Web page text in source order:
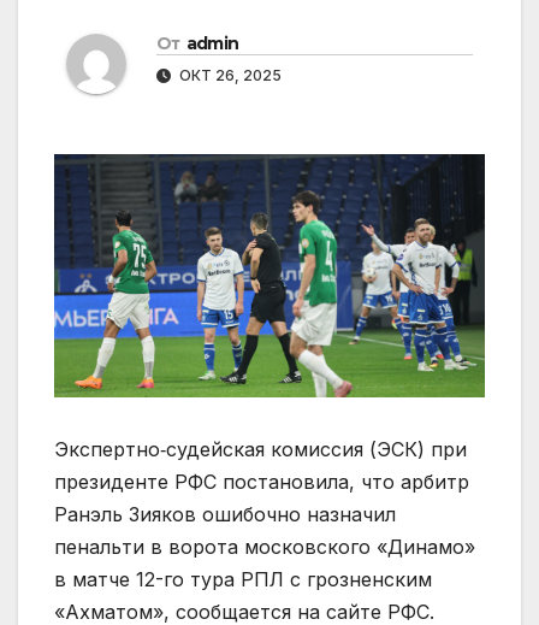
От admin
ОКТ 26, 2025
Экспертно‑судейская комиссия (ЭСК) при
президенте РФС постановила, что арбитр
Ранэль Зияков ошибочно назначил
пенальти в ворота московского «Динамо»
в матче 12-го тура РПЛ с грозненским
«Ахматом», сообщается на сайте РФС.